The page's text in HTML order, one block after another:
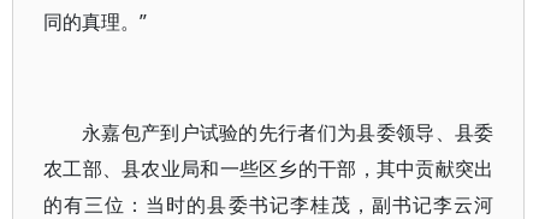
同的真理。”
永嘉包产到户试验的先行者们为县委领导、县委
农工部、县农业局和一些区乡的干部，其中贡献突出
的有三位：当时的县委书记李桂茂，副书记李云河